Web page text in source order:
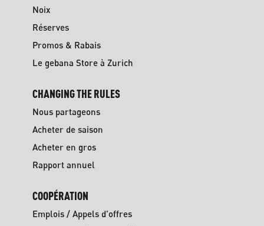
Noix
Réserves
Promos & Rabais
Le gebana Store à Zurich
CHANGING THE RULES
Nous partageons
Acheter de saison
Acheter en gros
Rapport annuel
COOPÉRATION
Emplois / Appels d'offres